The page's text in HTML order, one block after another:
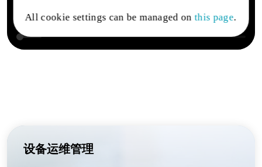
All cookie settings can be managed onthis page.
设备运维管理